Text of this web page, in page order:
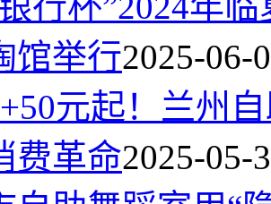
馆举行2025-06-
元起！兰州
费革命2025-05-